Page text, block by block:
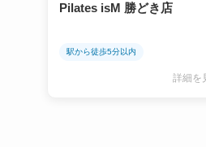
Pilates isM 勝どき店
駅から徒歩5分以内
詳細を